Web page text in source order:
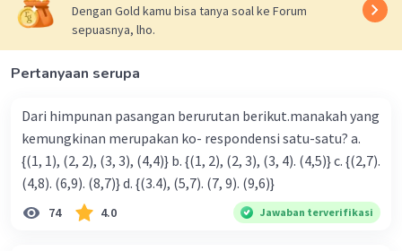
Dengan Gold kamu bisa tanya soal ke Forum
sepuasnya, lho.
Pertanyaan serupa
Dari himpunan pasangan berurutan berikut.manakah yang
kemungkinan merupakan ko- respondensi satu-satu? a.
{(1, 1), (2, 2), (3, 3), (4,4)} b. {(1, 2), (2, 3), (3, 4). (4,5)} c. {(2,7).
(4,8). (6,9). (8,7)} d. {(3.4), (5,7). (7, 9). (9,6)}
74 4.0 Jawaban terverifikasi